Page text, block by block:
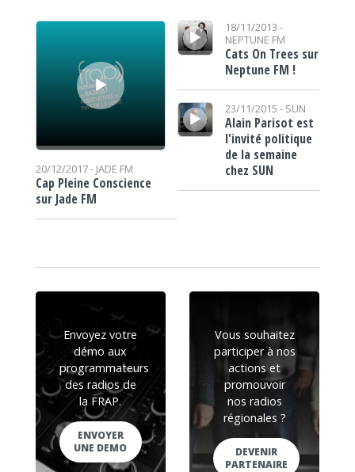
Lecteur audio
20/12/2017 - JADE FM
Cap Pleine Conscience
sur Jade FM
Lecteur audio18/11/2013 -
NEPTUNE FM
Cats On Trees sur
Neptune FM !
Lecteur audio
23/11/2015 - SUN
Alain Parisot est
l'invité politique
de la semaine
chez SUN
Envoyez votre
démo aux
programmateurs
des radios de
la FRAP.
ENVOYER
UNE DEMO
Vous souhaitez
participer à nos
actions et
promouvoir
nos radios
régionales ?
DEVENIR
PARTENAIRE